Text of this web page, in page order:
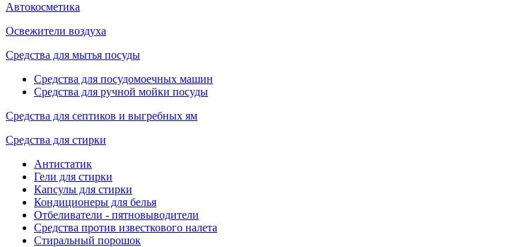
Автокосметика
Освежители воздуха
Средства для мытья посуды
Средства для посудомоечных машин
Средства для ручной мойки посуды
Средства для септиков и выгребных ям
Средства для стирки
Антистатик
Гели для стирки
Капсулы для стирки
Кондиционеры для белья
Отбеливатели - пятновыводители
Средства против известкового налета
Стиральный порошок